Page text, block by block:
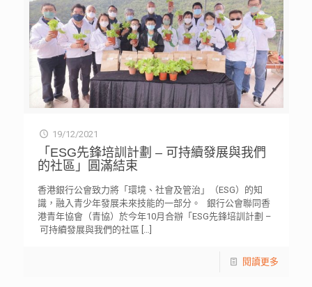
19/12/2021
「ESG先鋒培訓計劃 – 可持續發展與我們
的社區」圓滿結束
香港銀行公會致力將「環境、社會及管治」（ESG）的知
識，融入青少年發展未來技能的一部分。 銀行公會聯同香
港青年協會（青協）於今年10月合辦「ESG先鋒培訓計劃 –
可持續發展與我們的社區 […]
閱讀更多